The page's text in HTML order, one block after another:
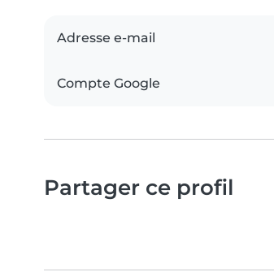
Adresse e-mail
Compte Google
Partager ce profil